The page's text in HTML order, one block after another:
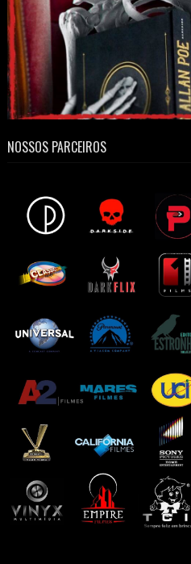
NOSSOS PARCEIROS